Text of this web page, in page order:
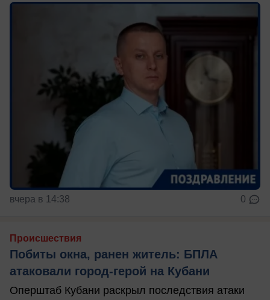
вчера в 14:38 0
Происшествия
Побиты окна, ранен житель: БПЛА
атаковали город-герой на Кубани
Оперштаб Кубани раскрыл последствия атаки